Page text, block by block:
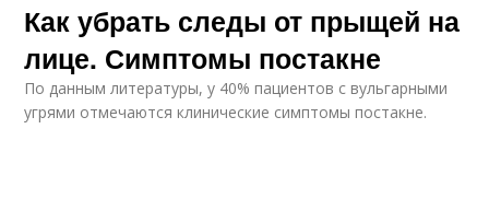
Как убрать следы от прыщей на
лице. Симптомы постакне
По данным литературы, у 40% пациентов с вульгарными
угрями отмечаются клинические симптомы постакне.